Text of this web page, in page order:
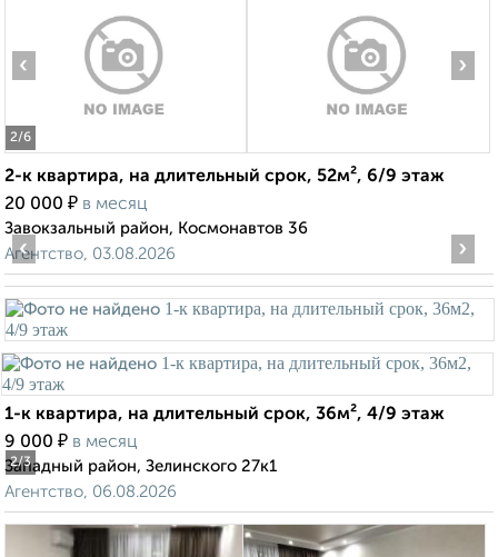
2/6
‹ ›
2-к квартира, на длительный срок, 52м², 6/9 этаж
20 000 ₽ в месяц
Завокзальный район, Космонавтов 36
Агентство, 03.08.2026
2/3
‹ ›
1-к квартира, на длительный срок, 36м², 4/9 этаж
9 000 ₽ в месяц
Западный район, Зелинского 27к1
Агентство, 06.08.2026